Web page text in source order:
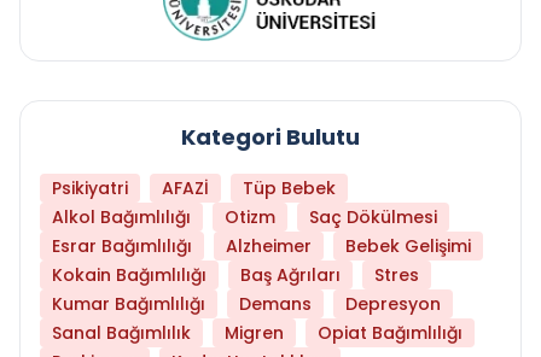
Kategori Bulutu
Psikiyatri AFAZİ
Tüp Bebek
Alkol Bağımlılığı
Otizm
Saç Dökülmesi
Esrar Bağımlılığı
Alzheimer
Bebek Gelişimi
Kokain Bağımlılığı
Baş Ağrıları
Stres
Kumar Bağımlılığı
Demans
Depresyon
Sanal Bağımlılık
Migren
Opiat Bağımlılığı